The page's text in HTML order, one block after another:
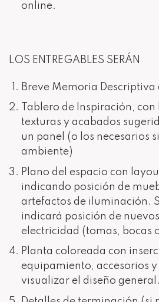
online.
LOS ENTREGABLES SERÁN
Breve Memoria Descriptiva
Tablero de Inspiración, con
texturas y acabados
un panel (o los necesarios
ambiente)
Plano del espacio con
indicando posición de
artefactos de iluminación.
indicará posición de
electricidad (tomas, bocas
Planta coloreada con
equipamiento, accesorios y
visualizar el diseño general.